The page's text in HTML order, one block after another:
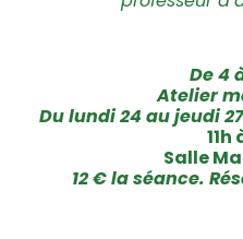
De 4
Atelier
Du lundi 24 au jeudi
11h
Salle
12 € la séance.